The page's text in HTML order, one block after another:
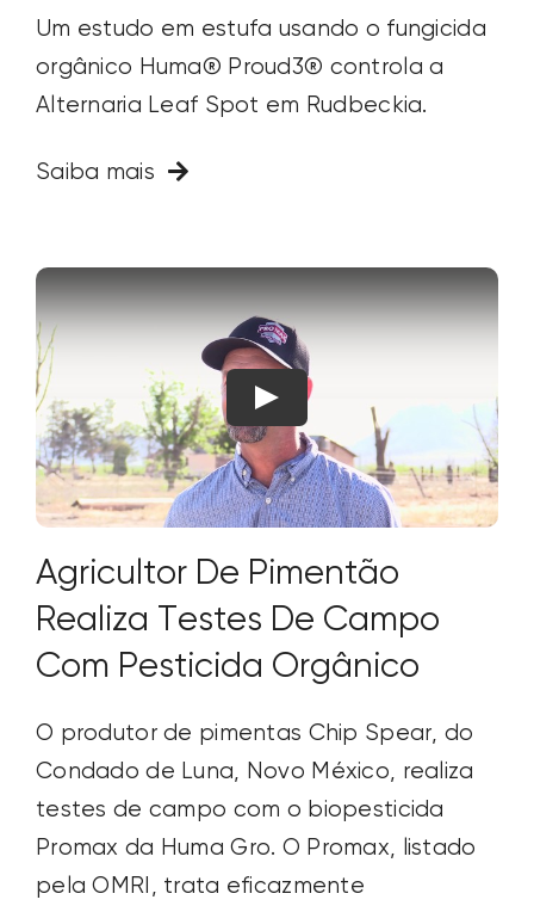
Um estudo em estufa usando o fungicida
orgânico Huma® Proud3® controla a
Alternaria Leaf Spot em Rudbeckia.
Saiba mais
Agricultor De Pimentão
Realiza Testes De Campo
Com Pesticida Orgânico
O produtor de pimentas Chip Spear, do
Condado de Luna, Novo México, realiza
testes de campo com o biopesticida
Promax da Huma Gro. O Promax, listado
pela OMRI, trata eficazmente